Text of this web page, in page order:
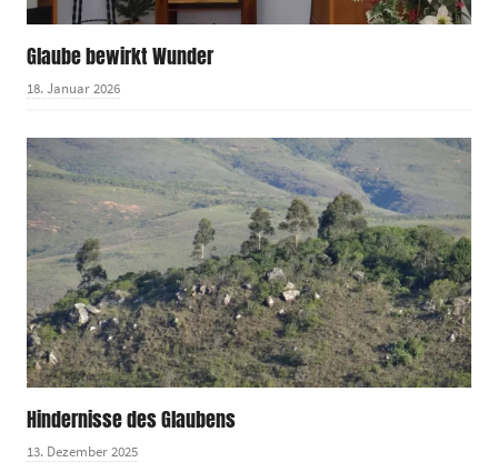
Glaube bewirkt Wunder
18. Januar 2026
Hindernisse des Glaubens
13. Dezember 2025